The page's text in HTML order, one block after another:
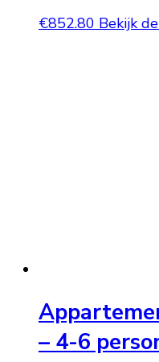
€852.80 Bekijk
– 4-6